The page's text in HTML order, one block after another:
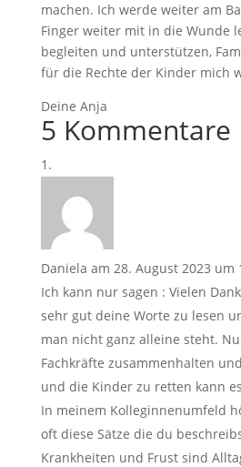
machen. Ich werde weiter am
Finger weiter mit in die Wunde
begleiten und unterstützen,
für die Rechte der Kinder mich
Deine Anja
5 Kommentare
Daniela am 28. August 2023 um
Ich kann nur sagen : Vielen
sehr gut deine Worte zu lesen
man nicht ganz alleine steht.
Fachkräfte zusammenhalten
und die Kinder zu retten kann
In meinem Kolleginnenumfeld
oft diese Sätze die du
Krankheiten und Frust sind